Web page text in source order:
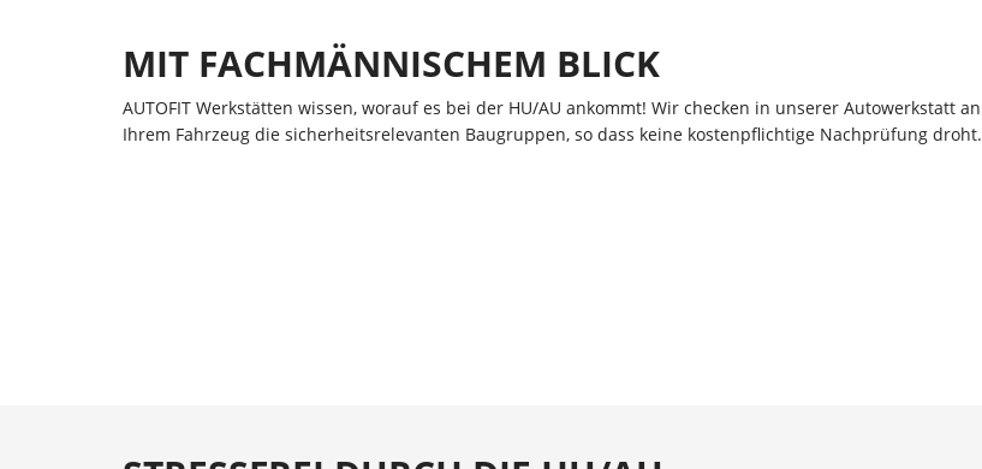
MIT FACHMÄNNISCHEM BLICK
AUTOFIT Werkstätten wissen, worauf es bei der HU/AU ankommt! Wir checken in unserer Autowerkstatt an
Ihrem Fahrzeug die sicherheitsrelevanten Baugruppen, so dass keine kostenpflichtige Nachprüfung droht.